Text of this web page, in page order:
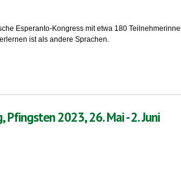
Esperanto-Kongress mit etwa 180
ist als andere Sprachen.
Braunschweig. Pfingsten 2023.
2023, 26. Mai - 2. Juni